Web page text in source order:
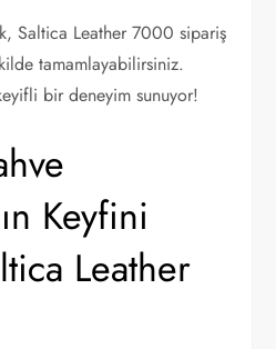
Saltica Leather 7000 sipariş
tamamlayabilirsiniz.
bir deneyim sunuyor!
Keyfini
Leather